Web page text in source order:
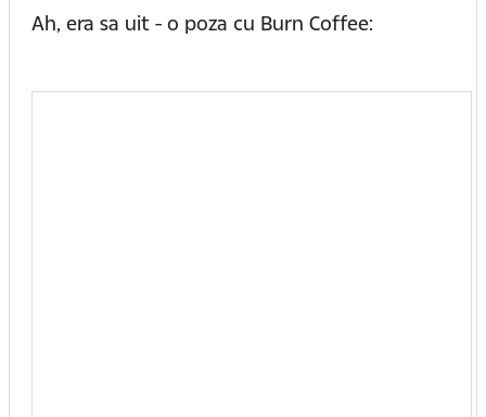
Ah, era sa uit - o poza cu Burn Coffee: